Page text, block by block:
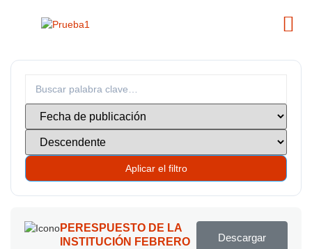
Aplicar el filtro
PERESPUESTO DE LA
INSTITUCIÓN FEBRERO
Descargar